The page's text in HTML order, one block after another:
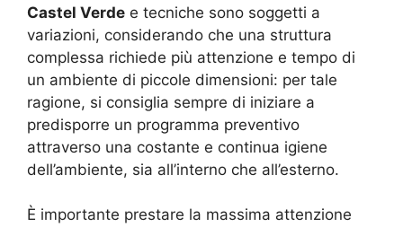
Castel Verde e tecniche sono soggetti a
variazioni, considerando che una struttura
complessa richiede più attenzione e tempo di
un ambiente di piccole dimensioni: per tale
ragione, si consiglia sempre di iniziare a
predisporre un programma preventivo
attraverso una costante e continua igiene
dell’ambiente, sia all’interno che all’esterno.
È importante prestare la massima attenzione